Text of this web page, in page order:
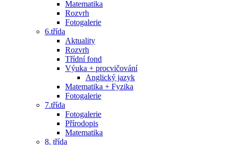
Matematika
Rozvrh
Fotogalerie
6.třída
Aktuality
Rozvrh
Třídní fond
Výuka + procvičování
Anglický jazyk
Matematika + Fyzika
Fotogalerie
7.třída
Fotogalerie
Přírodopis
Matematika
8. třída